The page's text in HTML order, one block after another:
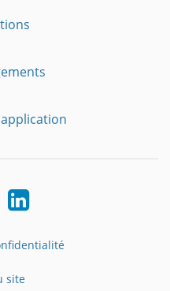
LinkedIn
site